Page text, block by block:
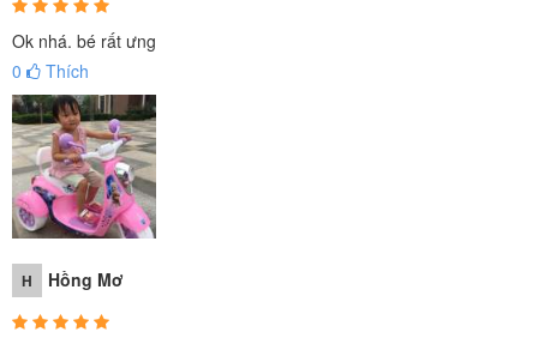
Ok nhá. bé rất ưng
0
Thích
H Hồng Mơ